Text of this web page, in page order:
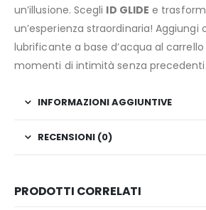
un’illusione. Scegli ID GLIDE e
un’esperienza straordinaria! Aggiungi
lubrificante a base d’acqua al
momenti di intimità senza precedenti.
INFORMAZIONI AGGIUNTIVE
RECENSIONI (0)
PRODOTTI CORRELATI